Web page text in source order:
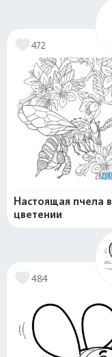
472
Настоящая пчела в
цветении
484